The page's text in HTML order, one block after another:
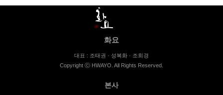
화요
대표 : 조태권 · 성복화 · 조희경
Copyright ⓒ HWAYO. All Rights Reserved.
본사